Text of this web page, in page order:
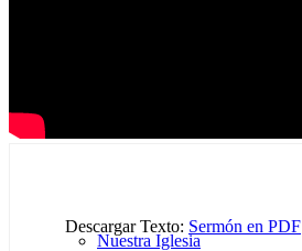
Nuestra Iglesia
Descargar Texto: Sermón en PDF